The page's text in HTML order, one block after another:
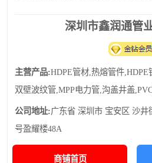
深圳市鑫润通管
主营产品:HDPE管材,热熔管件
双壁波纹管,MPP电力管,沟盖井盖
公司地址:广东省 深圳市 宝安区 沙井
号盈耀楼48A
商铺首页